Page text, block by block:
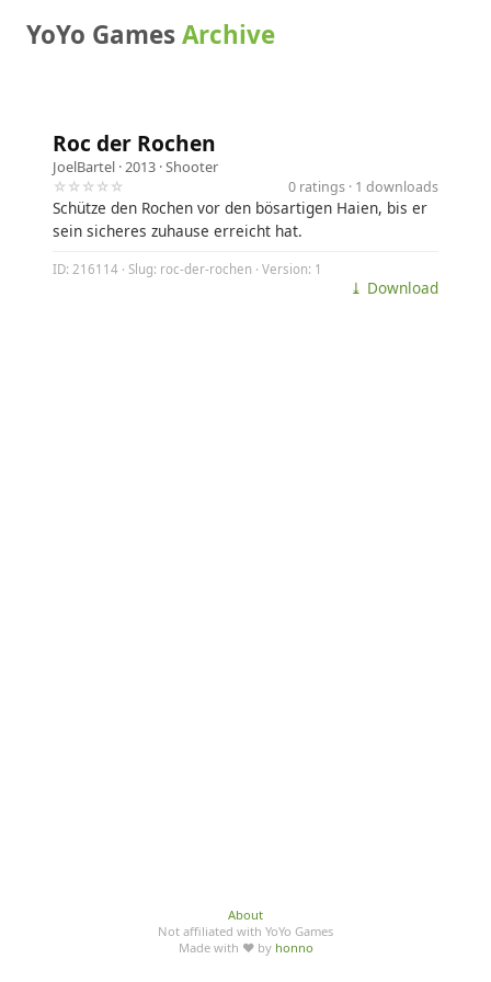
YoYo GamesArchive
Roc der Rochen
JoelBartel · 2013 ·Shooter
☆☆☆☆☆
0 ratings · 1 downloads
Schütze den Rochen vor den bösartigen Haien, bis er
sein sicheres zuhause erreicht hat.
ID: 216114 · Slug: roc-der-rochen · Version: 1
⤓ Download
About
Not affiliated with YoYo Games
Made with ♥ by honno